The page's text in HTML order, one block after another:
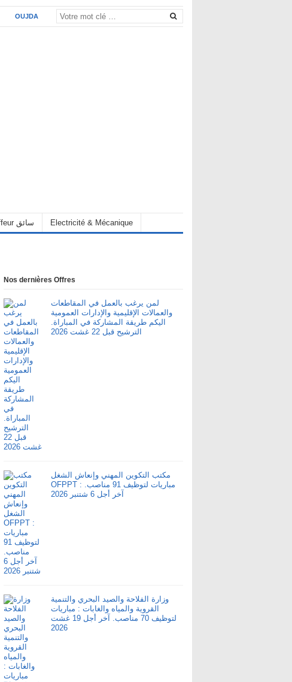
OUJDA
Chauffeur سائق Electricité & Mécanique
Nos dernières Offres
لمن يرغب بالعمل في المقاطعات
والعمالات الإقليمية والإدارات العمومية
اليكم طريقة المشاركة في المباراة.
الترشيح قبل 22 غشت 2026
مكتب التكوين المهني وإنعاش الشغل
OFPPT : مباريات لتوظيف 91 مناصب.
آخر أجل 6 شتنبر 2026
وزارة الفلاحة والصيد البحري والتنمية
القروية والمياه والغابات : مباريات
لتوظيف 70 مناصب. آخر أجل 19 غشت
2026